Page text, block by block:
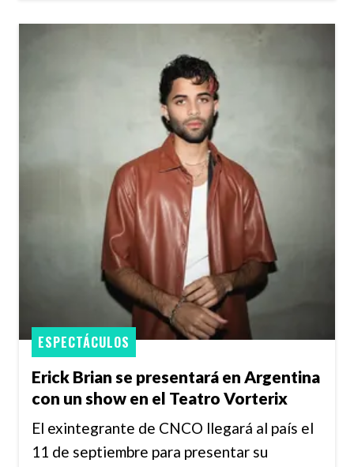
Erick Brian se presentará en Argentina
con un show en el Teatro Vorterix
ESPECTÁCULOS
El exintegrante de CNCO llegará al país el
11 de septiembre para presentar su